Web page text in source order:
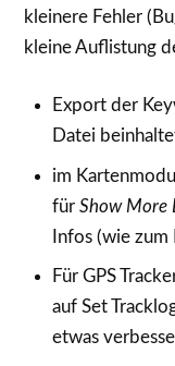
kleinere Fehler
kleine Auflistung
Export der
Datei
im
für Show More
Infos (wie
Für GPS
auf Set
etwas